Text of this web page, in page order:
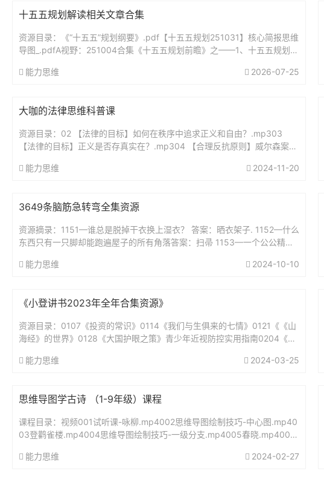
十五五规划解读相关文章合集
资源目录：《“十五五”规划纲要》.pdf【十五五规划251031】核心简报思维
导图_.pdfA视野：251004合集《十五五规划前瞻》之——1、十五五规划前
能力思维
2026-07-25
大咖的法律思维科普课
资源目录：02 【法律的目标】如何在秩序中追求正义和自由？.mp303
【法律的目标】正义是否存真实在？.mp304 【合理反抗原则】威尔森案：
能力思维
2024-11-20
3649条脑筋急转弯全集资源
资源摘录：1151—谁总是脱掉干衣换上湿衣？ 答案：晒衣架子. 1152—什么
东西只有一只脚却能跑遍屋子的所有角落答案：扫帚 1153—一个公公精神
能力思维
2024-10-10
《小登讲书2023年全年合集资源》
资源目录：0107《投资的常识》0114《我们与生俱来的七情》0121《《山
海经》的世界》0128《大国护眼之策》青少年近视防控实用指南0204《像
能力思维
2024-03-25
思维导图学古诗 （1-9年级）课程
课程目录：视频001试听课-咏柳.mp4002思维导图绘制技巧-中心图.mp40
03登鹳雀楼.mp4004思维导图绘制技巧-一级分支.mp4005春晓.mp4006
能力思维
2024-02-27